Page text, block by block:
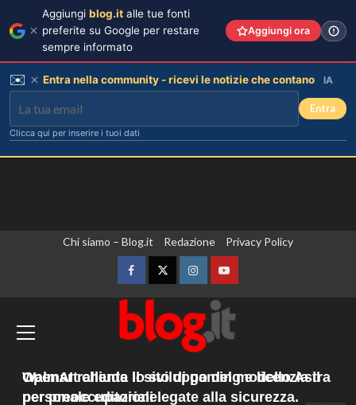
Chi siamo – Blog.it Redazione Privacy Policy
FacebookTwitterInstagramYouTube
principale
Zelensky in Serbia, prima visita
dall’inizio della guerra
Giuseppe Recca 8 Agosto 2026 : 7:45
Walmart chiude il sito di gaming e licenzia il
personale editoriale.
OpenAI rallenta lo sviluppo del modello Astra
per preoccupazioni legate alla sicurezza.
Debora Bragetti in vacanza da sola:
finita la relazione con Alessio Pilli
Stella?
4
Elisabetta Gregoraci incontra la
sorella in Costa Smeralda: momenti
Aggiungi blog.it alle tue fonti
preferite su Google per restare
sempre informato
Aggiungi ora
✉️ Entra nella community - ricevi le notizie che contano IA
Entra
Clicca qui per inserire i tuoi dati